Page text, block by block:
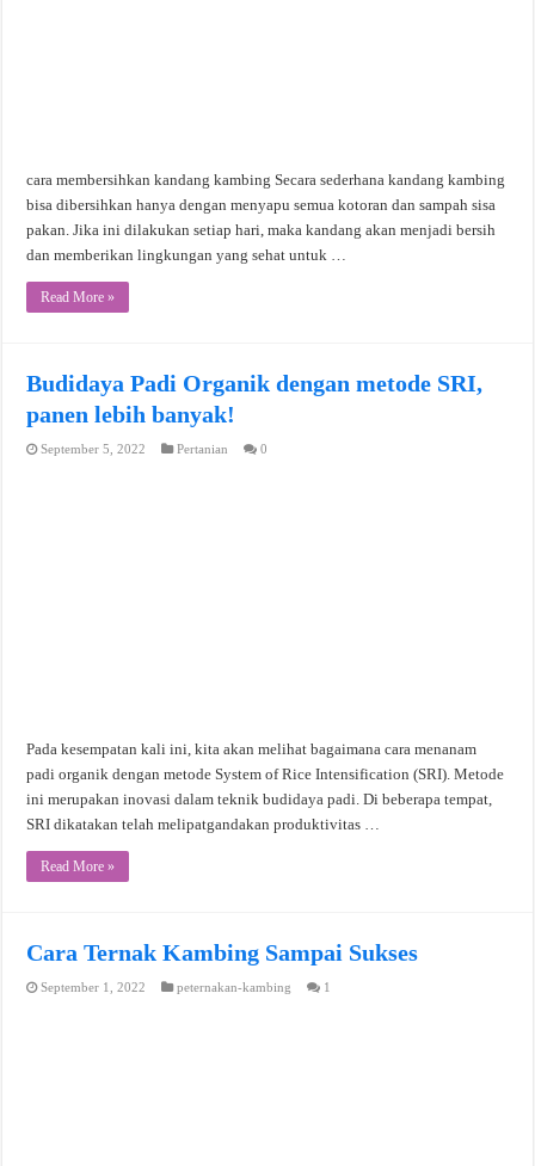
cara membersihkan kandang kambing Secara sederhana kandang kambing
bisa dibersihkan hanya dengan menyapu semua kotoran dan sampah sisa
pakan. Jika ini dilakukan setiap hari, maka kandang akan menjadi bersih
dan memberikan lingkungan yang sehat untuk …
Read More »
Budidaya Padi Organik dengan metode SRI,
panen lebih banyak!
September 5, 2022 Pertanian 0
Pada kesempatan kali ini, kita akan melihat bagaimana cara menanam
padi organik dengan metode System of Rice Intensification (SRI). Metode
ini merupakan inovasi dalam teknik budidaya padi. Di beberapa tempat,
SRI dikatakan telah melipatgandakan produktivitas …
Read More »
Cara Ternak Kambing Sampai Sukses
September 1, 2022 peternakan-kambing 1